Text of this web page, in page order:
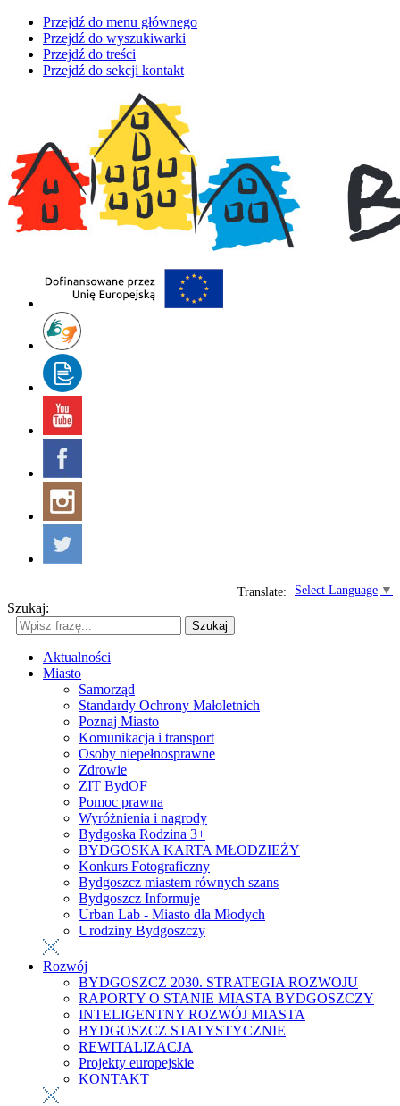
Przejdź do menu głównego
Przejdź do wyszukiwarki
Przejdź do treści
Przejdź do sekcji kontakt
Select Language ▼
Translate:
Szukaj:
Szukaj
Aktualności
Miasto
Samorząd
Standardy Ochrony Małoletnich
Poznaj Miasto
Komunikacja i transport
Osoby niepełnosprawne
Zdrowie
ZIT BydOF
Pomoc prawna
Wyróżnienia i nagrody
Bydgoska Rodzina 3+
BYDGOSKA KARTA MŁODZIEŻY
Konkurs Fotograficzny
Bydgoszcz miastem równych szans
Bydgoszcz Informuje
Urban Lab - Miasto dla Młodych
Urodziny Bydgoszczy
Rozwój
BYDGOSZCZ 2030. STRATEGIA ROZWOJU
RAPORTY O STANIE MIASTA BYDGOSZCZY
INTELIGENTNY ROZWÓJ MIASTA
BYDGOSZCZ STATYSTYCZNIE
REWITALIZACJA
Projekty europejskie
KONTAKT